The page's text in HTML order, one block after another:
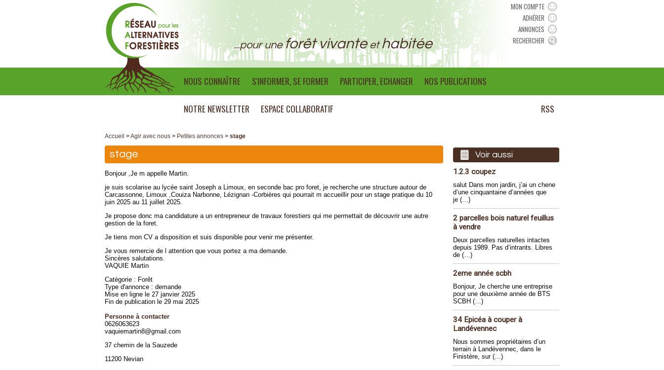
...pour uneforêt vivanteethabitée
MON COMPTE
ADHÉRER
ANNONCES
RECHERCHER
NOUS CONNAÎTRE S'INFORMER, SE FORMER PARTICIPER, ECHANGER NOS PUBLICATIONS
NOTRE NEWSLETTER ESPACE COLLABORATIF RSS
Accueil >Agir avec nous > Petites annonces > stage
stage
Bonjour ,Je m appelle Martin.
je suis scolarise au lycée saint Joseph a Limoux, en seconde bac pro foret, je recherche une structure autour de
Carcassonne, Limoux ,Couiza Narbonne, Lézignan -Corbières qui pourrait m accueillir pour un stage pratique du 10
juin 2025 au 11 juillet 2025.
Je propose donc ma candidature a un entrepreneur de travaux forestiers qui me permettait de découvrir une autre
gestion de la foret.
Je tiens mon CV a disposition et suis disponible pour venir me présenter.
Je vous remercie de l attention que vous portez a ma demande.
Sincères salutations.
VAQUIE Martin
Catégorie : Forêt
Type d'annonce : demande
Mise en ligne le 27 janvier 2025
Fin de publication le 29 mai 2025
Personne à contacter
0626063623
vaquiemartin8@gmail.com
37 chemin de la Sauzede
11200 Nevian
Voir aussi
1.2.3 coupez
salut Dans mon jardin, j’ai un chene
d’une cinquantaine d’années que
je (…)
2 parcelles bois naturel feuillus
à vendre
Deux parcelles naturelles intactes
depuis 1989. Pas d’intrants. Libres
de (…)
2eme année scbh
Bonjour, Je cherche une entreprise
pour une deuxième année de BTS
SCBH (…)
34 Epicéa à couper à
Landévennec
Nous sommes propriétaires d’un
terrain à Landévennec, dans le
Finistère, sur (…)